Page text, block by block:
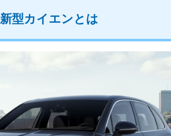
新型カイエンとは